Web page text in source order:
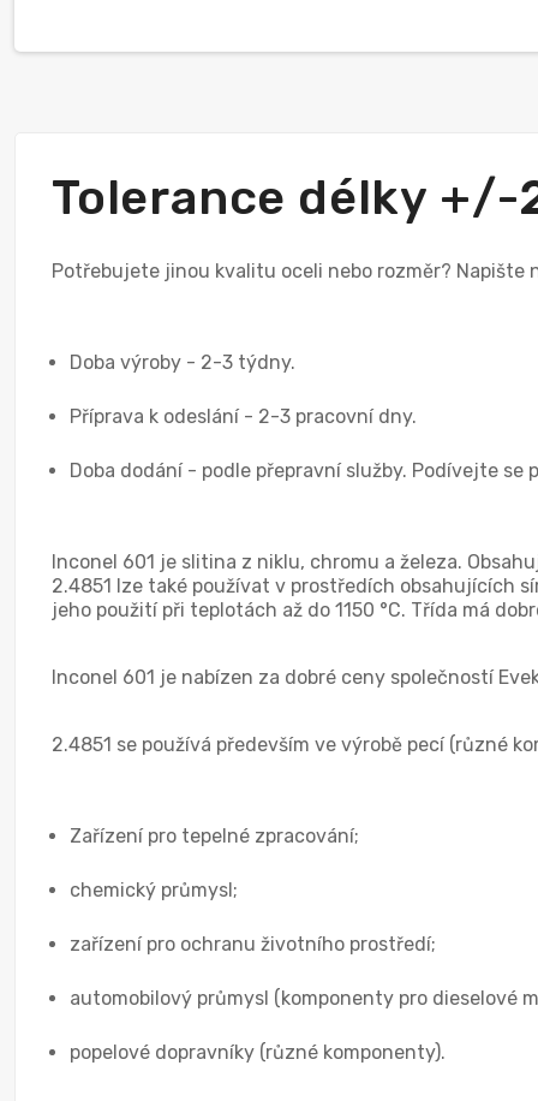
Tolerance délky +/-
Potřebujete jinou kvalitu oceli nebo rozměr? Napište
Doba výroby - 2-3 týdny.
Příprava k odeslání - 2-3 pracovní dny.
Doba dodání - podle přepravní služby. Podívejte se
Inconel 601 je slitina z niklu, chromu a železa.
2.4851 lze také používat v prostředích obsahujících
jeho použití při teplotách až do 1150 °C. Třída má
Inconel 601 je nabízen za dobré ceny společností
2.4851 se používá především ve výrobě pecí (různé
Zařízení pro tepelné zpracování;
chemický průmysl;
zařízení pro ochranu životního prostředí;
automobilový průmysl (komponenty pro dieselové
popelové dopravníky (různé komponenty).